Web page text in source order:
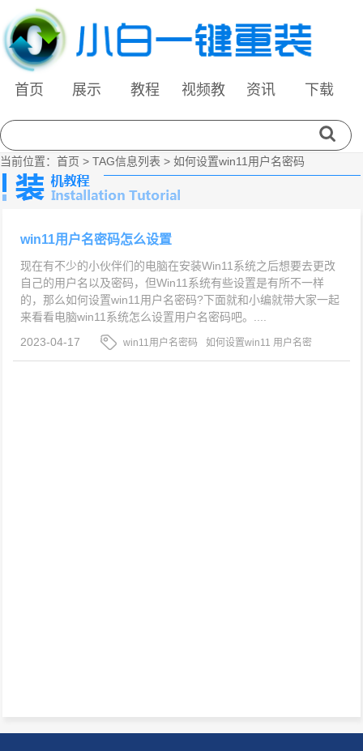
首页 展示 教程
视频教
资讯 下载
当前位置： 首页 > TAG信息列表 > 如何设置win11用户名密码
win11用户名密码怎么设置
现在有不少的小伙伴们的电脑在安装Win11系统之后想要去更改
自己的用户名以及密码，但Win11系统有些设置是有所不一样
的，那么如何设置win11用户名密码?下面就和小编就带大家一起
来看看电脑win11系统怎么设置用户名密码吧。....
2023-04-17
win11用户名密码
如何设置win11 用户名密
码
win11用名户密码设置教程